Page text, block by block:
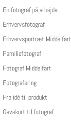
En fotograf på arbejde
Erhvervsfotograf
Erhvervsportræt Middelfart
Familiefotograf
Fotograf Middelfart
Fotografering
Fra idé til produkt
Gavekort til fotograf